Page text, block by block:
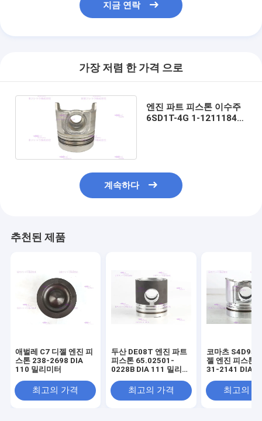
지금 연락
가장 저렴 한 가격 으로
엔진 파트 피스톤 이수주
6SD1T-4G 1-12111842-
계속하다
추천된 제품
애벌레 C7 디젤 엔진 피
스톤 238-2698 DIA
110 밀리미터
최고의 가격
두산 DE08T 엔진 파트
피스톤 65.02501-
0228B DIA 111 밀리미
최고의 가격
코마츠
젤 엔진 피스톤
31-2141 DIA
최고의